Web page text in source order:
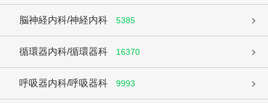
脳神経内科/神経内科 5385
循環器内科/循環器科 16370
呼吸器内科/呼吸器科 9993